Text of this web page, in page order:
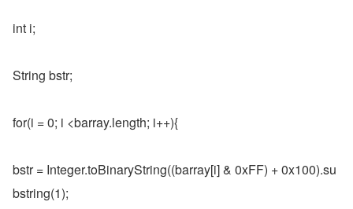
int i;
String bstr;
for(i = 0; i <barray.length; i++){
bstr = Integer.toBinaryString((barray[i] & 0xFF) + 0x100).su
bstring(1);